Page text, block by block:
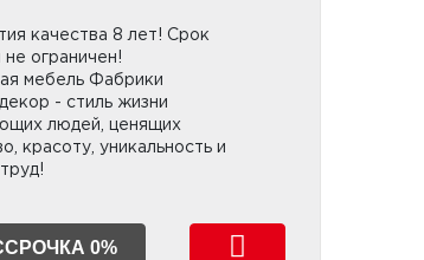
качества 8 лет! Срок
ограничен!
мебель Фабрики
- стиль жизни
людей, ценящих
красоту, уникальность и
0%